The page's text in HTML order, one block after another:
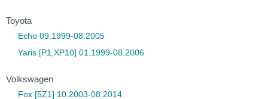
Toyota
Echo 09.1999-08.2005
Yaris [P1,XP10] 01.1999-08.2006
Volkswagen
Fox [5Z1] 10.2003-08.2014